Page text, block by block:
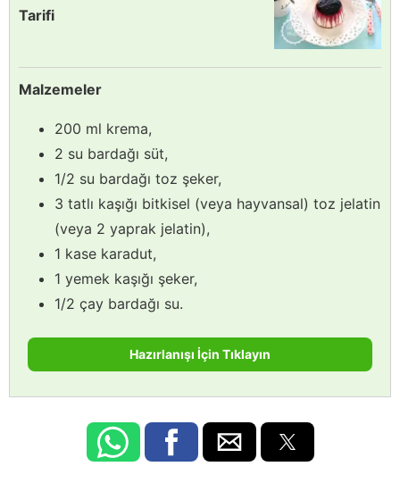
Tarifi
Malzemeler
200 ml krema,
2 su bardağı süt,
1/2 su bardağı toz şeker,
3 tatlı kaşığı bitkisel (veya hayvansal) toz jelatin
(veya 2 yaprak jelatin),
1 kase karadut,
1 yemek kaşığı şeker,
1/2 çay bardağı su.
Hazırlanışı İçin Tıklayın